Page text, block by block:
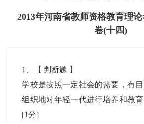
2013年河南省教师资格教育理
卷(十四)
1 、【 判断题 】
学校是按照一定社会的需要，有
组织地对年轻一代进行培养和教
[1分]